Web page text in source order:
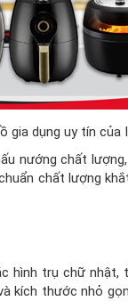
gia dụng uy tín của
nướng chất
chất lượng
hình trụ chữ
kích thước nhỏ